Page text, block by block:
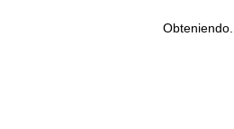
Obteniendo...